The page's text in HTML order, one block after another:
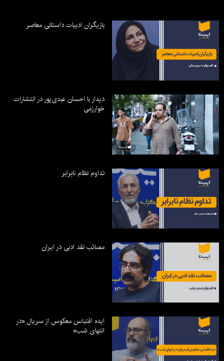
بازیگران ادبیات داستانی معاصر
دیدار با احسان عبدی‌پور در انتشارات
خوارزمی
تداوم نظام نابرابر
مصائب نقد ادبی در ایران
ایده اقتباس معکوس از سریال «در
انتهای شب»